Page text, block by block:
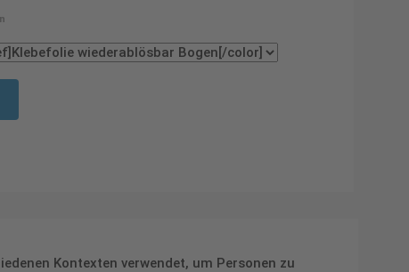
Kontexten verwendet, um Personen zu